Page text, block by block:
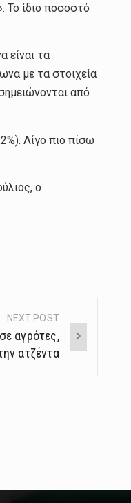
Το ίδιο ποσοστό
είναι τα
με τα στοιχεία
από
Λίγο πιο πίσω
ο
NEXT POST
αγρότες,
ατζέντα